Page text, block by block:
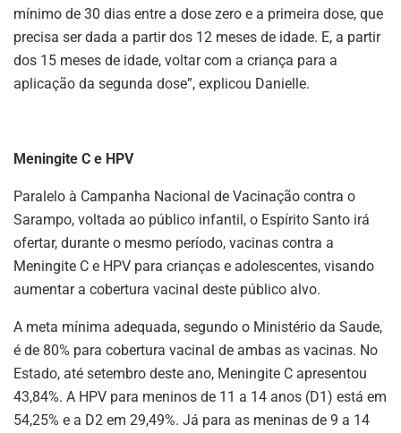
mínimo de 30 dias entre a dose zero e a primeira dose, que
precisa ser dada a partir dos 12 meses de idade. E, a partir
dos 15 meses de idade, voltar com a criança para a
aplicação da segunda dose”, explicou Danielle.
Meningite C e HPV
Paralelo à Campanha Nacional de Vacinação contra o
Sarampo, voltada ao público infantil, o Espírito Santo irá
ofertar, durante o mesmo período, vacinas contra a
Meningite C e HPV para crianças e adolescentes, visando
aumentar a cobertura vacinal deste público alvo.
A meta mínima adequada, segundo o Ministério da Saude,
é de 80% para cobertura vacinal de ambas as vacinas. No
Estado, até setembro deste ano, Meningite C apresentou
43,84%. A HPV para meninos de 11 a 14 anos (D1) está em
54,25% e a D2 em 29,49%. Já para as meninas de 9 a 14